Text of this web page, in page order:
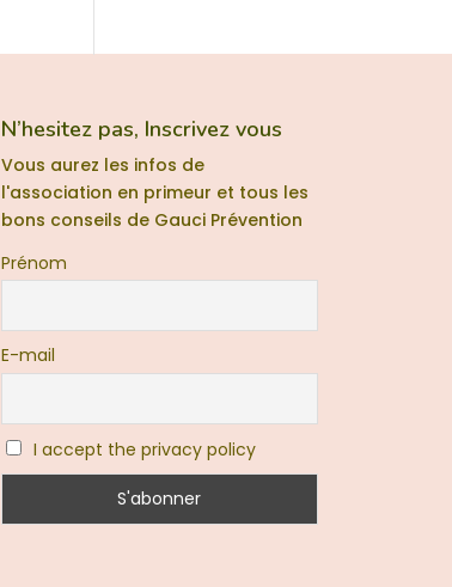
N’hesitez pas, Inscrivez vous
Vous aurez les infos de
l'association en primeur et tous les
bons conseils de Gauci Prévention
Prénom
E-mail
I accept the privacy policy